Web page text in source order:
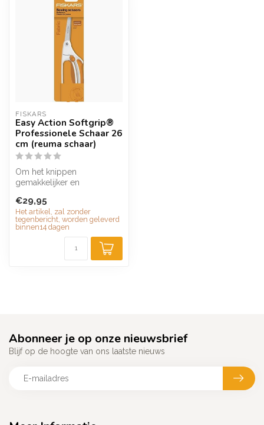
FISKARS
Easy Action Softgrip®
Professionele Schaar 26
cm (reuma schaar)
Om het knippen
gemakkelijker en
heeft Fiskars een veer i...
€29,95
Het artikel, zal zonder
tegenbericht, worden geleverd
binnen14 dagen
Abonneer je op onze nieuwsbrief
Blijf op de hoogte van ons laatste nieuws